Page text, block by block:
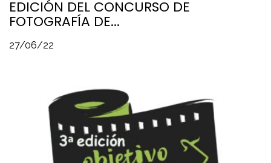
EDICIÓN DEL CONCURSO DE
FOTOGRAFÍA DE...
27/06/22